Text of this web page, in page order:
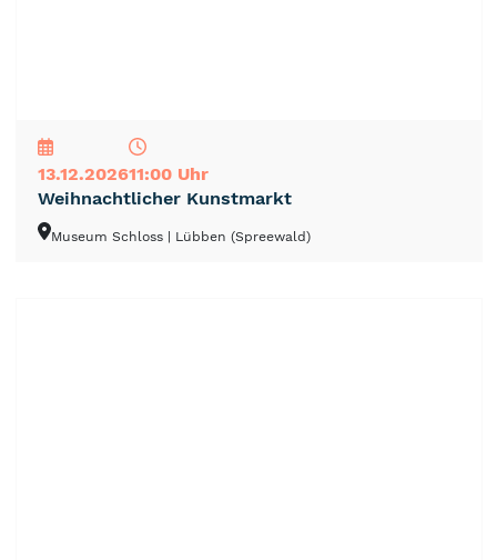
13.12.202611:00 Uhr
Weihnachtlicher Kunstmarkt
Museum Schloss | Lübben (Spreewald)